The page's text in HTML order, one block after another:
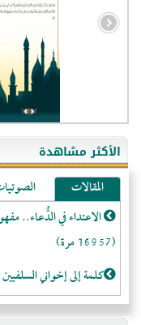
الأكثر مشاهدة
المقالات
الاعتداء في الدُّعاء..
(16957 مرة)
كلمة إلى إخواني السلفيين في
لا تتَّبعوا عورات الـمسلمين
- الولايات المتحدة (71909)
- فيتنام (21396)
-غير معروف (20703)
- الصين (10581)
- كندا (10211)
- فرنسا (9063)
- المملكة المتحدة (5460)
- روسيا (5413)